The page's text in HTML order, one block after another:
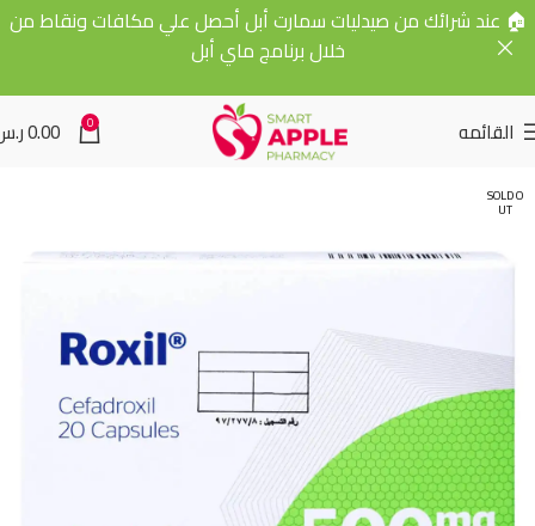
القائمه 0
0.00
SOLD O
UT
🏠 عند شرائك من صيدليات سمارت أبل أحصل علي مكافات ونقاط من
خلال برنامج ماي أبل